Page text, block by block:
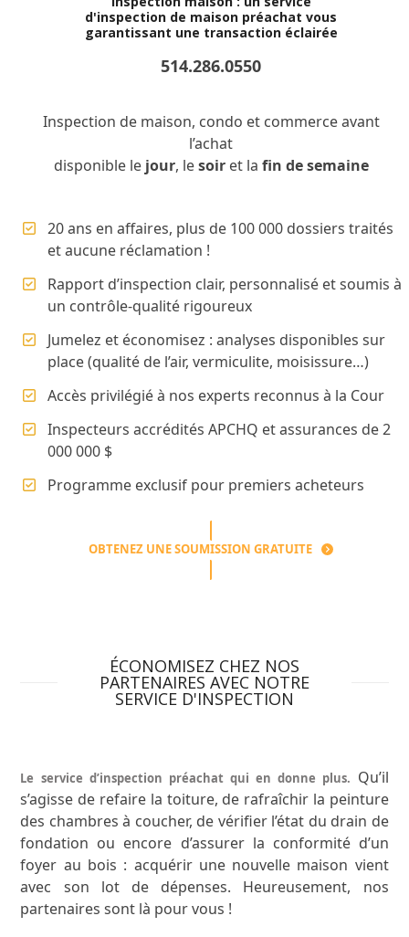
d'inspection de maison préachat vous
garantissant une transaction éclairée
514.286.0550
Inspection de maison, condo et commerce avant
l’achat
disponible le jour, lesoiret la fin de semaine
20 ans en affaires, plus de 100 000 dossiers traités
et aucune réclamation !
Rapport d’inspection clair, personnalisé et soumis à
un contrôle-qualité rigoureux
Jumelez et économisez : analyses disponibles sur
place (qualité de l’air, vermiculite, moisissure…)
Accès privilégié à nos experts reconnus à la Cour
Inspecteurs accrédités APCHQ et assurances de 2
000 000 $
Programme exclusif pour premiers acheteurs
OBTENEZ UNE SOUMISSION GRATUITE
ÉCONOMISEZ CHEZ NOS
PARTENAIRES AVEC NOTRE
SERVICE D'INSPECTION
Le service d’inspection préachat qui en donne plus. Qu’il
s’agisse de refaire la toiture, de rafraîchir la peinture
des chambres à coucher, de vérifier l’état du drain de
fondation ou encore d’assurer la conformité d’un
foyer au bois : acquérir une nouvelle maison vient
avec son lot de dépenses. Heureusement, nos
partenaires sont là pour vous !